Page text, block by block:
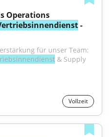
Operations
-
für unser Team:
& Supply
Vollzeit